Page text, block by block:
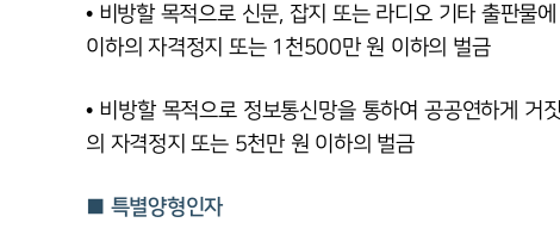
• 비방할 목적으로 신문, 잡지 또는 라디오 기타 출판
이하의 자격정지 또는 1천500만 원 이하의 벌금
• 비방할 목적으로 정보통신망을 통하여 공공연하게
의 자격정지 또는 5천만 원 이하의 벌금
■ 특별양형인자